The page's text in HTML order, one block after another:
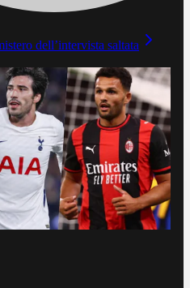
dell’intervista saltata